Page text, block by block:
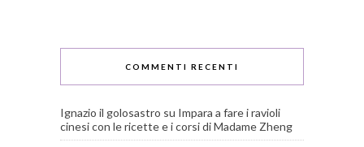
COMMENTI RECENTI
Ignazio il golosastro su Impara a fare i ravioli
cinesi con le ricette e i corsi di Madame Zheng